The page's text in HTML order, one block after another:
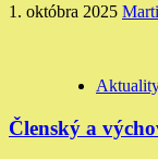
1. októbra 2025
Členský a